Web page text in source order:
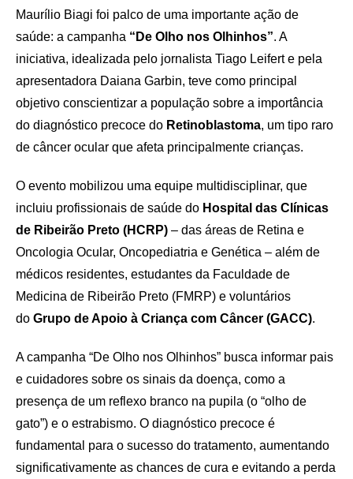
Maurílio Biagi foi palco de uma importante ação de
saúde: a campanha “De Olho nos Olhinhos”. A
iniciativa, idealizada pelo jornalista Tiago Leifert e pela
apresentadora Daiana Garbin, teve como principal
objetivo conscientizar a população sobre a importância
do diagnóstico precoce do Retinoblastoma, um tipo raro
de câncer ocular que afeta principalmente crianças.
O evento mobilizou uma equipe multidisciplinar, que
incluiu profissionais de saúde do Hospital das Clínicas
de Ribeirão Preto (HCRP) – das áreas de Retina e
Oncologia Ocular, Oncopediatria e Genética – além de
médicos residentes, estudantes da Faculdade de
Medicina de Ribeirão Preto (FMRP) e voluntários
do Grupo de Apoio à Criança com Câncer (GACC).
A campanha “De Olho nos Olhinhos” busca informar pais
e cuidadores sobre os sinais da doença, como a
presença de um reflexo branco na pupila (o “olho de
gato”) e o estrabismo. O diagnóstico precoce é
fundamental para o sucesso do tratamento, aumentando
significativamente as chances de cura e evitando a perda